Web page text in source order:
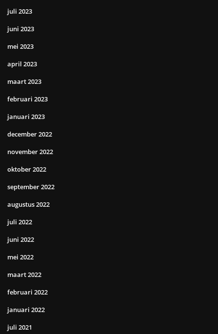
juli 2023
juni 2023
mei 2023
april 2023
maart 2023
februari 2023
januari 2023
december 2022
november 2022
oktober 2022
september 2022
augustus 2022
juli 2022
juni 2022
mei 2022
maart 2022
februari 2022
januari 2022
juli 2021